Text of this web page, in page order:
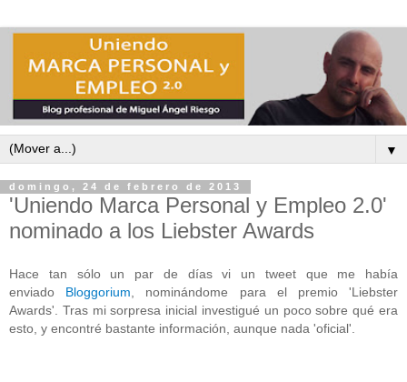
▼
domingo, 24 de febrero de 2013
'Uniendo Marca Personal y Empleo 2.0'
nominado a los Liebster Awards
Hace tan sólo un par de días vi un tweet que me había
enviado Bloggorium, nominándome para el premio 'Liebster
Awards'. Tras mi sorpresa inicial investigué un poco sobre qué era
esto, y encontré bastante información, aunque nada 'oficial'.